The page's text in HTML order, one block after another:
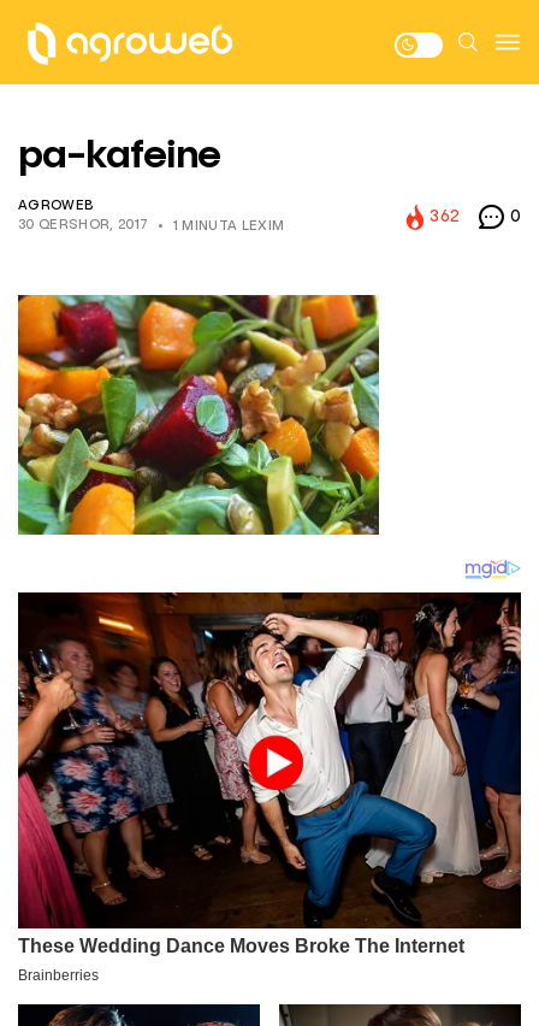
pa-kafeine
AGROWEB
30 QERSHOR, 2017
1 MINUTA LEXIM
362 0